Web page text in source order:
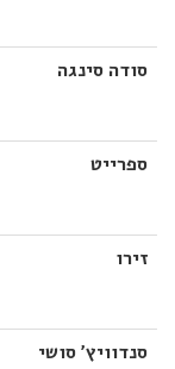
סודה סינגה
ספרייט
זירו
סנדוויץ' סושי